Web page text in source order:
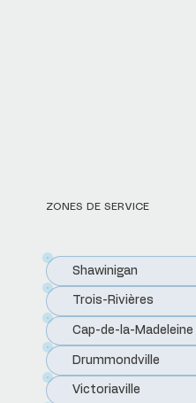
ZONES DE SERVICE
Shawinigan
Trois-Rivières
Cap-de-la-Madeleine
Drummondville
Victoriaville